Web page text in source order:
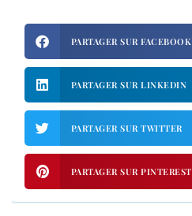
PARTAGER SUR FACEBOOK
PARTAGER SUR LINKEDIN
PARTAGER SUR TWITTER
PARTAGER SUR PINTEREST